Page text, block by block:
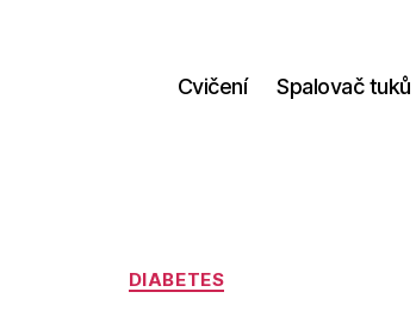
Cvičení Spalovač tuků
Rubriky
DIABETES